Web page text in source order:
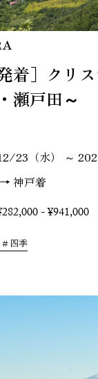
着］クリ
瀬戸田～
23（水） ～
神戸着
- ¥941,000
四季